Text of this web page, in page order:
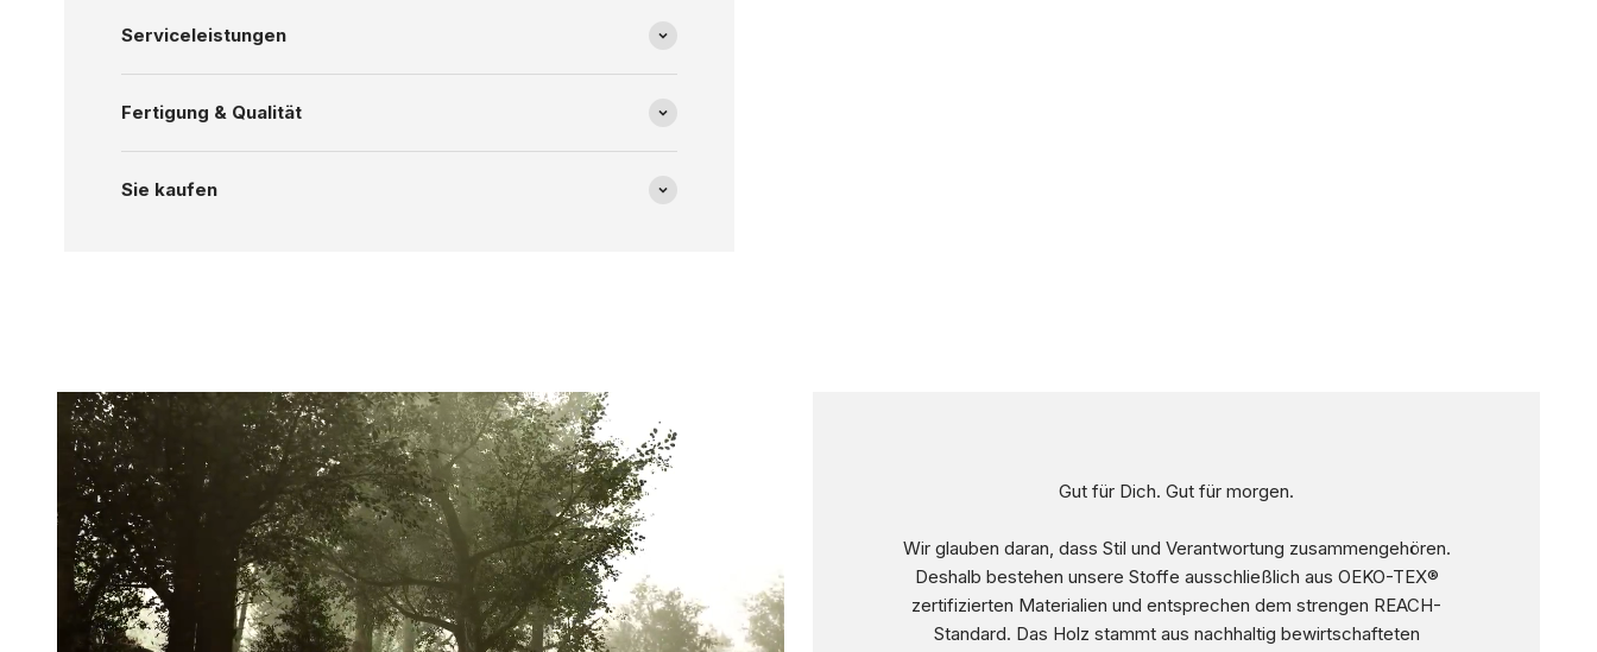
Serviceleistungen
Fertigung & Qualität
Sie kaufen
Gut für Dich. Gut für morgen.
Wir glauben daran, dass Stil und Verantwortung zusammengehören.
Deshalb bestehen unsere Stoffe ausschließlich aus OEKO-TEX®
zertifizierten Materialien und entsprechen dem strengen REACH-
Standard. Das Holz stammt aus nachhaltig bewirtschafteten